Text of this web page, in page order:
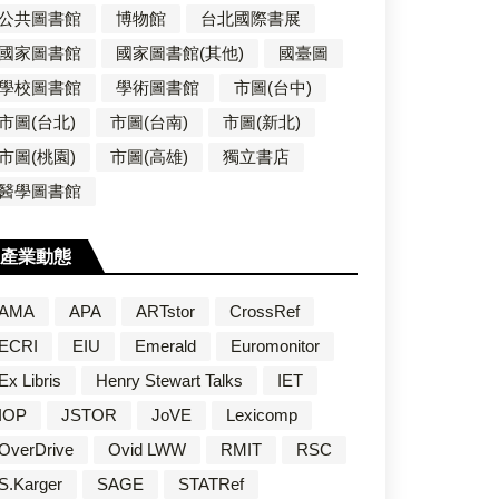
共圖書館 博物館
台北國際書展
家圖書館
國家圖書館(其他)
國臺圖
校圖書館
學術圖書館
市圖(台中)
圖(台北)
市圖(台南)
市圖(新北)
圖(桃園)
市圖(高雄)
獨立書店
學圖書館
產業動態
APA ARTstor
CrossRef
EIU Emerald
Euromonitor
Libris
Henry Stewart Talks
IET
JSTOR JoVE
Lexicomp
Ovid LWW RMIT
RSC
SAGE STATRef